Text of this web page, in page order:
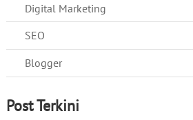
Digital Marketing
SEO
Blogger
Post Terkini